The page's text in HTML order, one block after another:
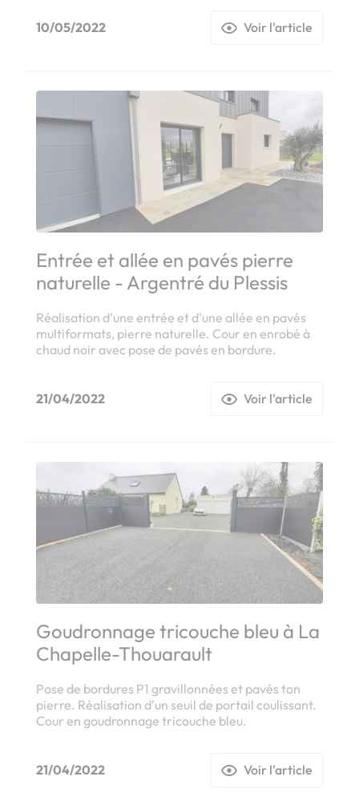
10/05/2022 Voir l'article
Entrée et allée en pavés pierre
naturelle - Argentré du Plessis
Réalisation d'une entrée et d'une allée en pavés
multiformats, pierre naturelle. Cour en enrobé à
chaud noir avec pose de pavés en bordure.
21/04/2022 Voir l'article
Goudronnage tricouche bleu à La
Chapelle-Thouarault
Pose de bordures P1 gravillonnées et pavés ton
pierre. Réalisation d'un seuil de portail coulissant.
Cour en goudronnage tricouche bleu.
21/04/2022 Voir l'article